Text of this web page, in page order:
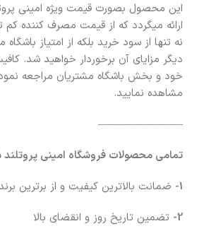
این محصول بصورت قیمت ویژه امینی
ارائه میگردد که از قیمت مصرف کننده
نه تنها از سود خرید بلکه از امتیاز
دیگر مزایای آن برخوردار خواهید شد.
خود و بخش باشگاه مشتریان مراجعه
مشاهده نمایید.
————————
تمامی محصولات فروشگاه امینی
1- ضمانت بالاترین کیفیت و از برترین
2- تضمین تاریخ روز و انقضای بالا